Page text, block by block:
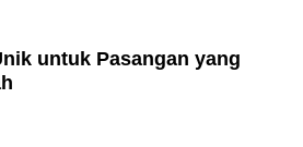
untuk Pasangan yang